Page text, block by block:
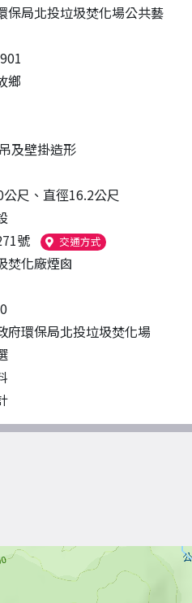
保局北投垃圾焚化場公共藝
鄉
及壁掛造形
尺、直徑16.2公尺
號 交通方式（另開新視窗）
焚化廠煙囪
府環保局北投垃圾焚化場